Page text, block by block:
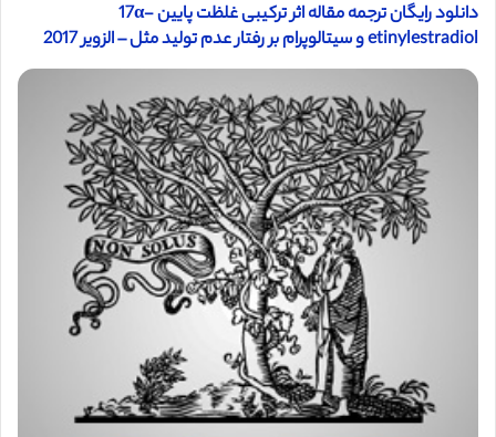
دانلود رایگان ترجمه مقاله اثر ترکیبی غلظت پایین 17α-
etinylestradiol و سیتالوپرام بر رفتار عدم تولید مثل – الزویر 2017